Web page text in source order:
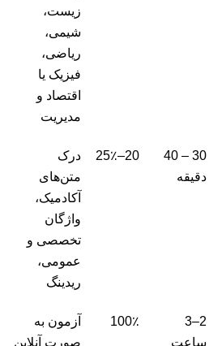
زیست،
شیمی،
ریاضی،
فیزیک یا
اقتصاد و
مدیریت
30 – 40
دقیقه
20–25٪
درک
متن‌های
آکادمیک،
واژگان
تخصصی و
عمومی،
ریدینگ
2–3
ساعت
100٪
آزمون به
صورت آنلاین